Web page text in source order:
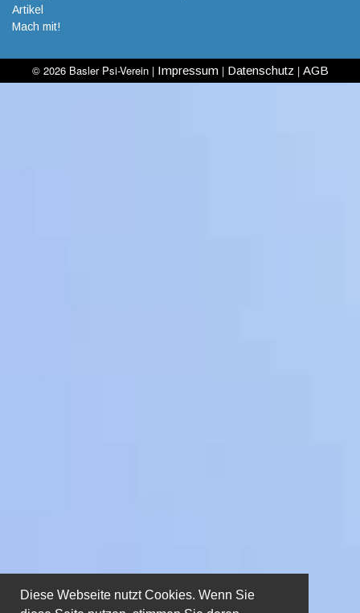
Diese Webseite nutzt Cookies. Wenn Sie
Artikel
Mach mit!
© 2026 Basler Psi-Verein | Impressum| Datenschutz | AGB